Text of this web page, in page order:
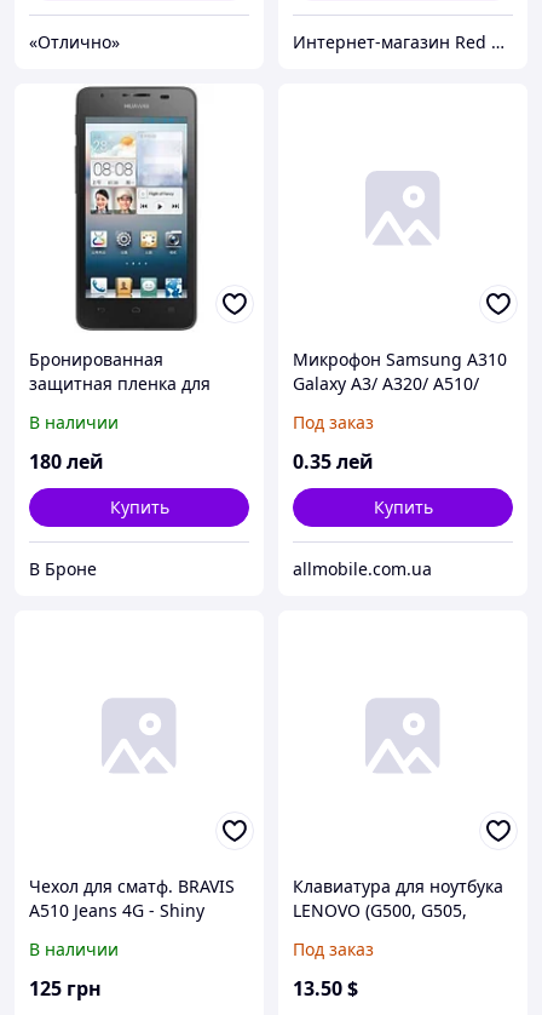
«Отлично» Интернет-магазин Red Storm
Бронированная
защитная пленка для
G510
В наличии
180лей
Купить
В Броне
Микрофон Samsung A310
Galaxy A3/ A320/ A510/
J200/ J510/ J700/ J710F/
G930/
Под заказ
0.35лей
Купить
allmobile.com.ua
Чехол для сматф. BRAVIS
A510 Jeans 4G - Shiny
В наличии
125 грн
Клавиатура для ноутбука
LENOVO (G500, G505,
black
Под заказ
13.50$